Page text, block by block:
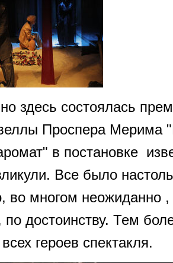
здесь состоялась
Проспера Мерима
в постановке
Все было
во многом неожиданно
по достоинству. Тем
героев спектакля.